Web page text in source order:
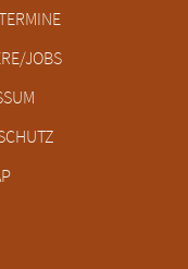
JOBS